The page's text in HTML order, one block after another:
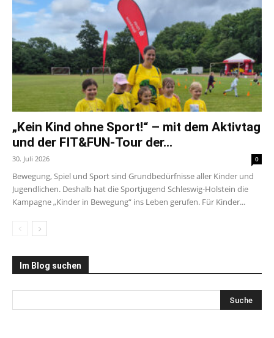
„Kein Kind ohne Sport!“ – mit dem Aktivtag
und der FIT&FUN-Tour der...
30. Juli 2026 0
Bewegung, Spiel und Sport sind Grundbedürfnisse aller Kinder und
Jugendlichen. Deshalb hat die Sportjugend Schleswig-Holstein die
Kampagne „Kinder in Bewegung“ ins Leben gerufen. Für Kinder...
Im Blog suchen